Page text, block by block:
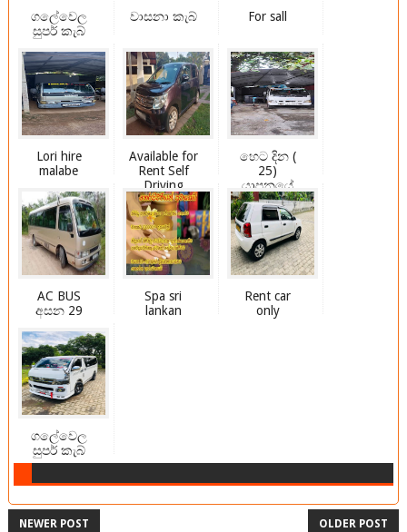
ගලේවෙල
සුපර් කැබ්
වාසනා කැබ් For sall
Lori hire
malabe
Available for
Rent Self
Driving
හෙට දින (
25)
යාපනයේ
සිට කොළඹ
දෙසට ...
AC BUS
අසන 29
Spa sri
lankan
Rent car
only
ගලේවෙල
සුපර් කැබ්
NEWER POST OLDER POST